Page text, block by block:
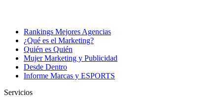
Rankings Mejores Agencias
¿Qué es el Marketing?
Quién es Quién
Mujer Marketing y Publicidad
Desde Dentro
Informe Marcas y ESPORTS
Servicios